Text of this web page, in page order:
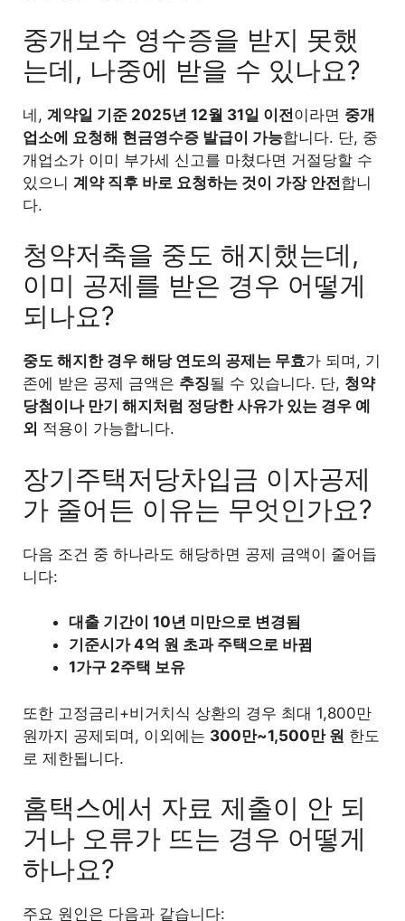
중개보수 영수증을 받지 못했
는데, 나중에 받을 수 있나요?
네, 계약일 기준 2025년 12월 31일 이전이라면 중개
업소에 요청해 현금영수증 발급이 가능합니다. 단, 중
개업소가 이미 부가세 신고를 마쳤다면 거절당할 수
있으니 계약 직후 바로 요청하는 것이 가장 안전합니
다.
청약저축을 중도 해지했는데,
이미 공제를 받은 경우 어떻게
되나요?
중도 해지한 경우 해당 연도의 공제는 무효가 되며, 기
존에 받은 공제 금액은 추징될 수 있습니다. 단, 청약
당첨이나 만기 해지처럼 정당한 사유가 있는 경우 예
외 적용이 가능합니다.
장기주택저당차입금 이자공제
가 줄어든 이유는 무엇인가요?
다음 조건 중 하나라도 해당하면 공제 금액이 줄어듭
니다:
대출 기간이 10년 미만으로 변경됨
기준시가 4억 원 초과 주택으로 바뀜
1가구 2주택 보유
또한 고정금리+비거치식 상환의 경우 최대 1,800만
원까지 공제되며, 이외에는 300만~1,500만 원 한도
로 제한됩니다.
홈택스에서 자료 제출이 안 되
거나 오류가 뜨는 경우 어떻게
하나요?
주요 원인은 다음과 같습니다: